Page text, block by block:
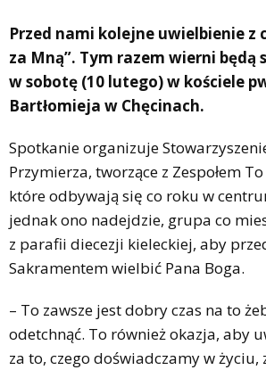
Przed nami kolejne uwielbienie z
za Mną”. Tym razem wierni będą
w sobotę (10 lutego) w kościele
Bartłomieja w Chęcinach.
Spotkanie organizuje
Przymierza, tworzące z Zespołem
które odbywają się co roku w
jednak ono nadejdzie, grupa co
z parafii diecezji kieleckiej, aby
Sakramentem wielbić Pana Boga.
– To zawsze jest dobry czas na to
odetchnąć. To również okazja, aby
za to, czego doświadczamy w życiu,